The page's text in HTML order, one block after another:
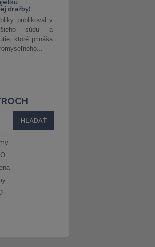
dražby)
publikoval v
súdu a
ktoré prináša